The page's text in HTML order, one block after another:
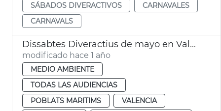
SÁBADOS DIVERACTIVOS
CARNAVALES
CARNAVALS
Dissabtes Diveractius de mayo en València
modificado hace 1 año
MEDIO AMBIENTE
TODAS LAS AUDIENCIAS
POBLATS MARITIMS
VALENCIA